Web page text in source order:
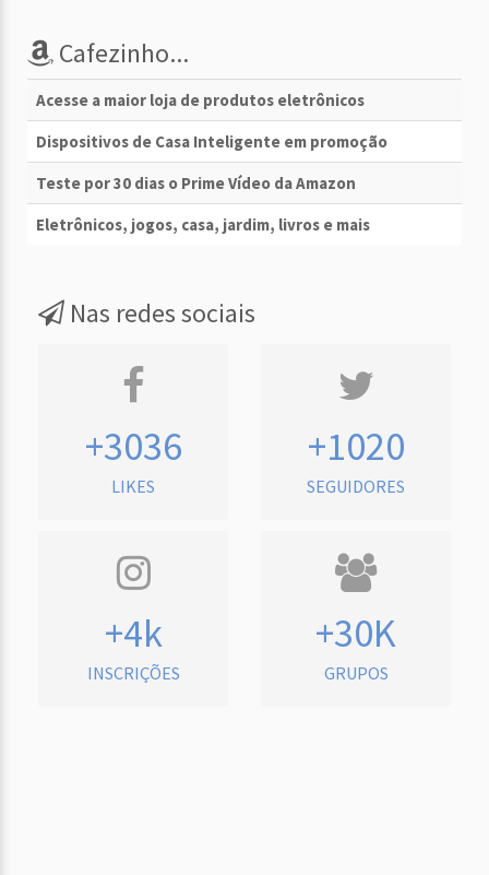
Cafezinho...
Acesse a maior loja de produtos eletrônicos
Dispositivos de Casa Inteligente em promoção
Teste por 30 dias o Prime Vídeo da Amazon
Eletrônicos, jogos, casa, jardim, livros e mais
Nas redes sociais
+3036
LIKES
+1020
SEGUIDORES
+4k
INSCRIÇÕES
+30K
GRUPOS